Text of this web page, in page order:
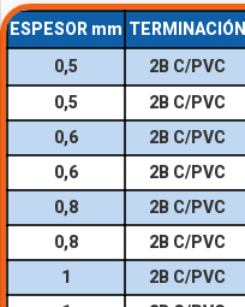
ESPESOR mm TERMINACIÓN
0,5
2B C/PVC
0,5
2B C/PVC
0,6
2B C/PVC
0,6
2B C/PVC
0,8
2B C/PVC
0,8
2B C/PVC
1
2B C/PVC